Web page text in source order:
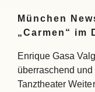
München
„Carmen“ im
Enrique Gasa
überraschend
Tanztheater